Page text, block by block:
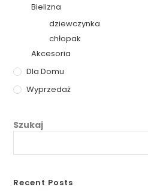
Bielizna
dziewczynka
chłopak
Akcesoria
Dla Domu
Wyprzedaż
Szukaj
Recent Posts